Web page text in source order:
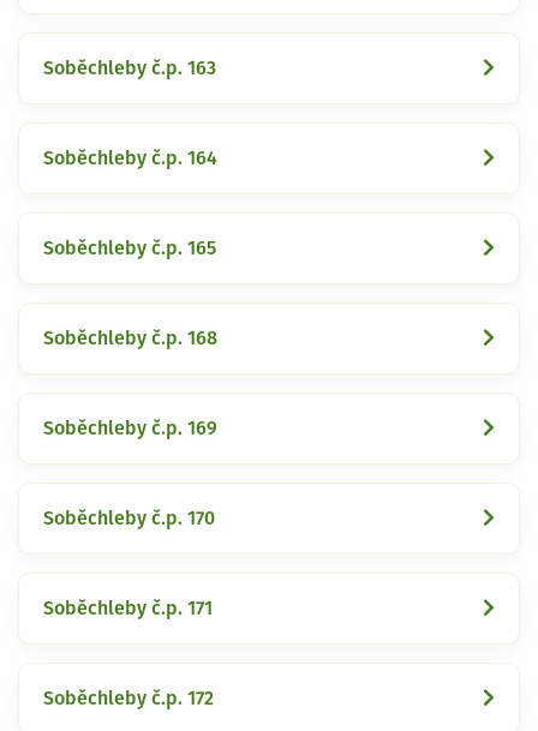
Soběchleby č.p. 163
Soběchleby č.p. 164
Soběchleby č.p. 165
Soběchleby č.p. 168
Soběchleby č.p. 169
Soběchleby č.p. 170
Soběchleby č.p. 171
Soběchleby č.p. 172